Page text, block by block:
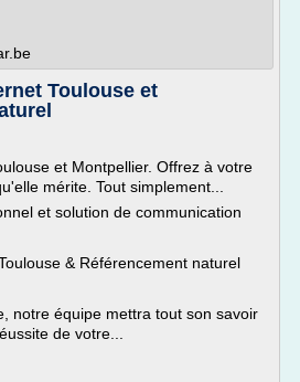
Toulouse et
et Montpellier. Offrez à votre
mérite. Tout simplement...
et solution de communication
& Référencement naturel
notre équipe mettra tout son savoir
de votre...